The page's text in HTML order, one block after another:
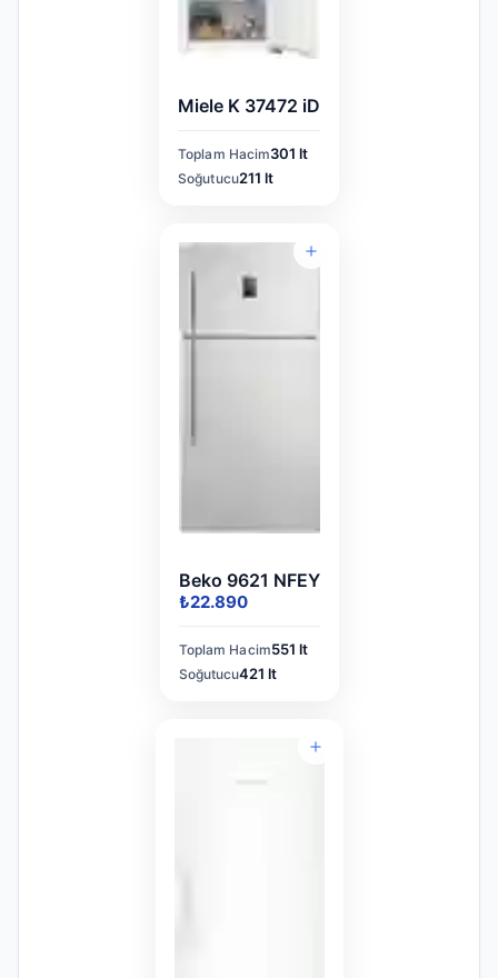
Miele K 37472 iD
Toplam Hacim301 lt
Soğutucu211 lt
Beko 9621 NFEY
₺22.890
Toplam Hacim551 lt
Soğutucu421 lt